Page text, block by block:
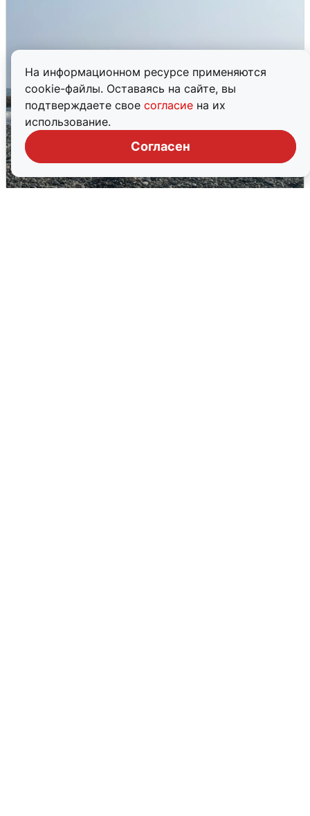
На информационном ресурсе применяются
cookie-файлы. Оставаясь на сайте, вы
подтверждаете свое согласие на их
использование.
Согласен